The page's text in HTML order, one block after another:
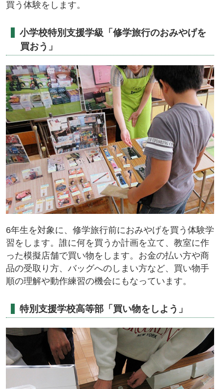
買う体験をします。
小学校特別支援学級「修学旅行のおみやげを
買おう」
6年生を対象に、修学旅行前におみやげを買う体験学
習をします。誰に何を買うか計画を立て、教室に作
った模擬店舗で買い物をします。お金の払い方や商
品の受取り方、バッグへのしまい方など、買い物手
順の理解や動作練習の機会にもなっています。
特別支援学校高等部「買い物をしよう」